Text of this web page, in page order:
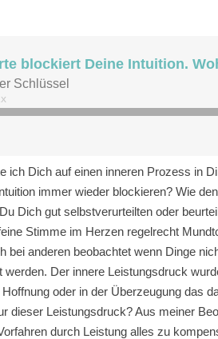
ich Dich auf einen inneren Prozess in
immer wieder blockieren? Wie
Dich gut selbstverurteilten oder
Stimme im Herzen regelrecht
bei anderen beobachtet wenn Dinge
Der innere Leistungsdruck
oder in der Überzeugung das
dieser Leistungsdruck? Aus meiner
durch Leistung alles zu